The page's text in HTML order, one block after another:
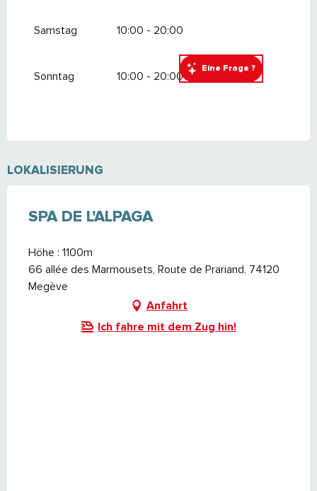
Eine Frage ?
Samstag 10:00 - 20:00
Sonntag 10:00 - 20:00
LOKALISIERUNG
SPA DE L'ALPAGA
Höhe : 1100m
66 allée des Marmousets, Route de Prariand, 74120
Megève
Anfahrt
Ich fahre mit dem Zug hin!